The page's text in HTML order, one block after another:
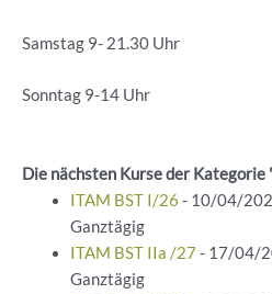
Samstag 9- 21.30 Uhr
Sonntag 9-14 Uhr
Die nächsten Kurse der Kategorie
ITAM BST I/26 - 10/04/
Ganztägig
ITAM BST IIa /27- 17/04/
Ganztägig